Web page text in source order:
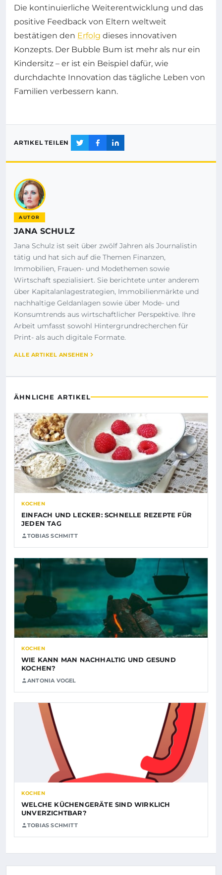
Die kontinuierliche Weiterentwicklung und das
positive Feedback von Eltern weltweit
bestätigen den Erfolg dieses innovativen
Konzepts. Der Bubble Bum ist mehr als nur ein
Kindersitz – er ist ein Beispiel dafür, wie
durchdachte Innovation das tägliche Leben von
Familien verbessern kann.
ARTIKEL TEILEN
AUTOR
JANA SCHULZ
Jana Schulz ist seit über zwölf Jahren als Journalistin
tätig und hat sich auf die Themen Finanzen,
Immobilien, Frauen- und Modethemen sowie
Wirtschaft spezialisiert. Sie berichtete unter anderem
über Kapitalanlagestrategien, Immobilienmärkte und
nachhaltige Geldanlagen sowie über Mode- und
Konsumtrends aus wirtschaftlicher Perspektive. Ihre
Arbeit umfasst sowohl Hintergrundrecherchen für
Print- als auch digitale Formate.
ALLE ARTIKEL ANSEHEN
ÄHNLICHE ARTIKEL
KOCHEN
EINFACH UND LECKER: SCHNELLE REZEPTE FÜR
JEDEN TAG
TOBIAS SCHMITT
KOCHEN
WIE KANN MAN NACHHALTIG UND GESUND
KOCHEN?
ANTONIA VOGEL
KOCHEN
WELCHE KÜCHENGERÄTE SIND WIRKLICH
UNVERZICHTBAR?
TOBIAS SCHMITT